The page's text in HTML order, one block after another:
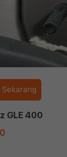
Mercedes-Benz GLE 400